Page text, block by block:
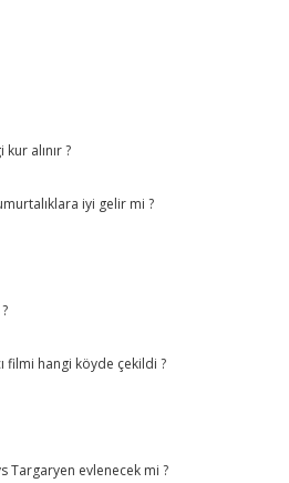
alınır ?
iyi gelir mi ?
filmi hangi köyde çekildi ?
Targaryen evlenecek mi ?